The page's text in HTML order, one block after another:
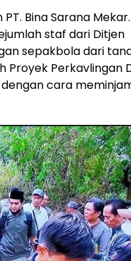
Bina Sarana
staf dari Ditjen
sepakbola dari
Proyek Perkavlingan
cara